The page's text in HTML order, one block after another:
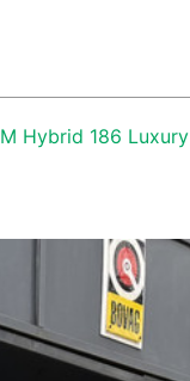
Hybrid 186 Luxury